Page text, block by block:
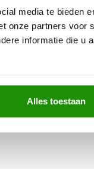
media te bieden
onze partners voor
informatie die u
Alles toestaan
en een
garandeert.
topprestaties en